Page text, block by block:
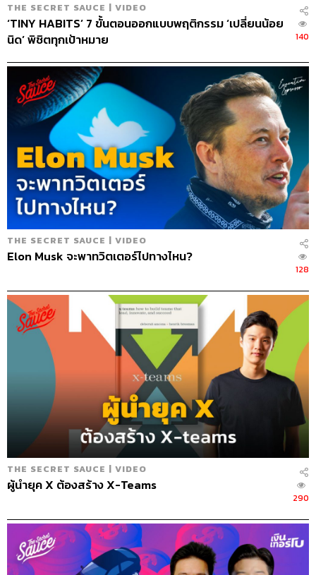
THE SECRET SAUCE | VIDEO
‘TINY HABITS’ 7 ขั้นตอนออกแบบพฤติกรรม ‘เปลี่ยนน้อย
นิด’ พิชิตทุกเป้าหมาย
140
THE SECRET SAUCE | VIDEO
Elon Musk จะพาทวิตเตอร์ไปทางไหน?
128
THE SECRET SAUCE | VIDEO
ผู้นำยุค X ต้องสร้าง X-Teams
290